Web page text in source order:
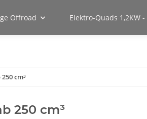
Offroad Elektro-Quads 1,2KW -
cm³
250 cm³